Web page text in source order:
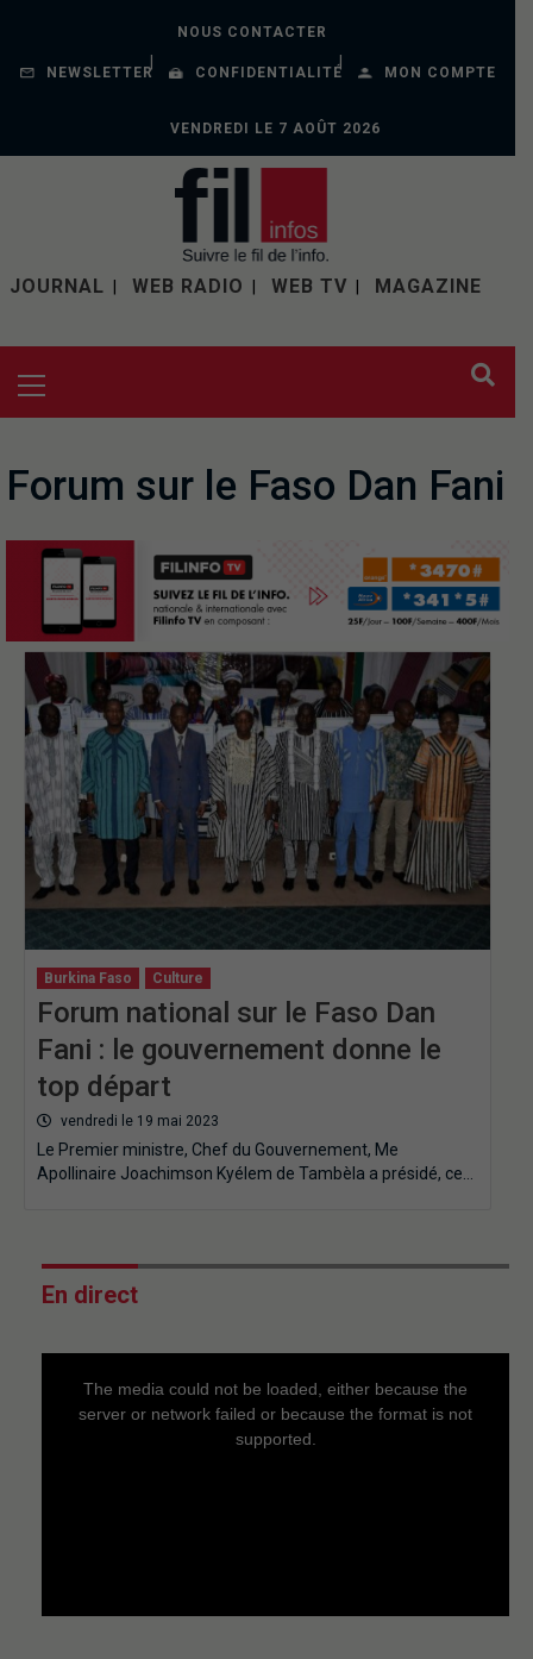
NOUS CONTACTER
NEWSLETTER CONFIDENTIALITÉ MON COMPTE
VENDREDI LE 7 AOÛT 2026
JOURNAL WEB RADIO WEB TV MAGAZINE
Forum sur le Faso Dan Fani
Burkina Faso Culture
Forum national sur le Faso Dan
Fani : le gouvernement donne le
top départ
vendredi le 19 mai 2023
Le Premier ministre, Chef du Gouvernement, Me
Apollinaire Joachimson Kyélem de Tambèla a présidé, ce…
En direct
The media could not be loaded, either because the
server or network failed or because the format is not
supported.